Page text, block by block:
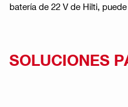
batería de 22 V de Hilti,
SOLUCIONES